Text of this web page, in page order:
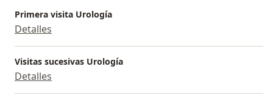
Primera visita Urología
Detalles
Visitas sucesivas Urología
Detalles